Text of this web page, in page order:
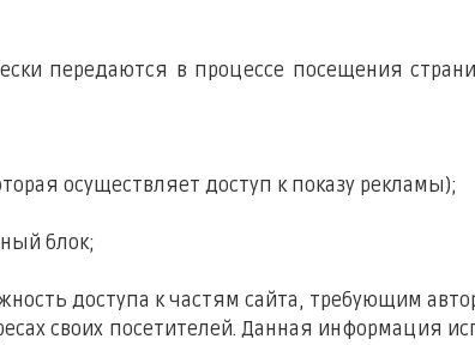
передаются в процессе посещения
осуществляет доступ к показу рекламы);
блок;
доступа к частям сайта, требующим
своих посетителей. Данная